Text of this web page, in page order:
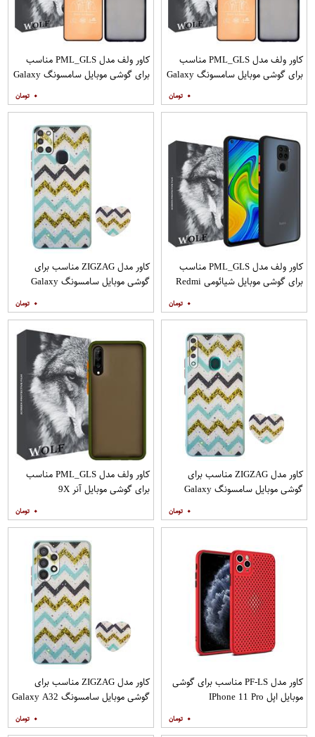
کاور ولف مدل PML_GLS مناسب
برای گوشی موبایل سامسونگ Galaxy
۰
کاور ولف مدل PML_GLS مناسب
برای گوشی موبایل سامسونگ Galaxy
مات
۰
کاور ولف مدل PML_GLS مناسب
برای گوشی موبایل شیائومی Redmi
۰
کاور مدل ZIGZAG مناسب برای
گوشی موبایل سامسونگ Galaxy
۰
کاور مدل ZIGZAG مناسب برای
گوشی موبایل سامسونگ Galaxy
۰
کاور ولف مدل PML_GLS مناسب
برای گوشی موبایل آنر 9X
۰
کاور مدل PF-LS مناسب برای گوشی
موبایل اپل IPhone 11 Pro
۰
کاور مدل ZIGZAG مناسب برای
گوشی موبایل سامسونگ Galaxy A32
۰